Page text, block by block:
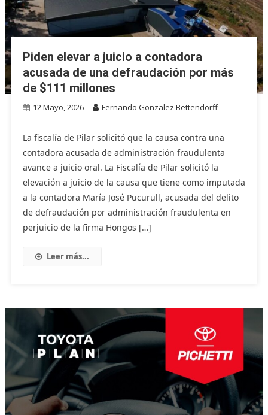
Piden elevar a juicio a contadora
acusada de una defraudación por más
de $111 millones
12 Mayo, 2026 Fernando Gonzalez Bettendorff
La fiscalía de Pilar solicitó que la causa contra una
contadora acusada de administración fraudulenta
avance a juicio oral. La Fiscalía de Pilar solicitó la
elevación a juicio de la causa que tiene como imputada
a la contadora María José Pucurull, acusada del delito
de defraudación por administración fraudulenta en
perjuicio de la firma Hongos […]
Leer más...